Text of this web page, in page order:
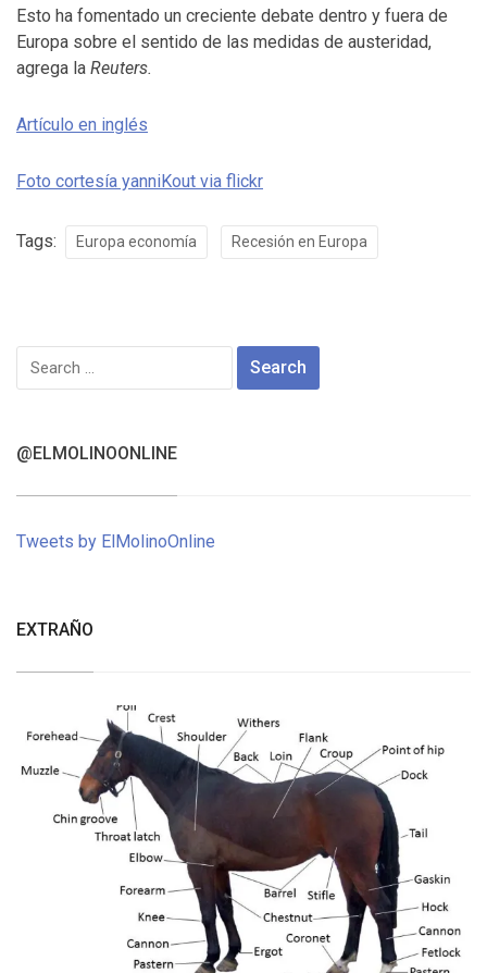
Esto ha fomentado un creciente debate dentro y fuera de
Europa sobre el sentido de las medidas de austeridad,
agrega la Reuters.
Artículo en inglés
Foto cortesía yanniKout via flickr
Tags: Europa economía Recesión en Europa
Search
for:
@ELMOLINOONLINE
Tweets by ElMolinoOnline
EXTRAÑO